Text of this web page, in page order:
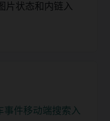
片状态和内链入
事件移动端搜索入